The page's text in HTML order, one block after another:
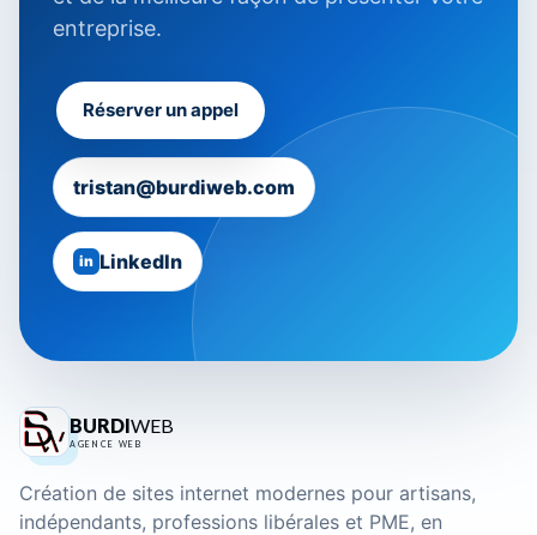
entreprise.
Réserver un appel
tristan@burdiweb.com
in LinkedIn
BURDIWEB
AGENCE WEB
Création de sites internet modernes pour artisans,
indépendants, professions libérales et PME, en